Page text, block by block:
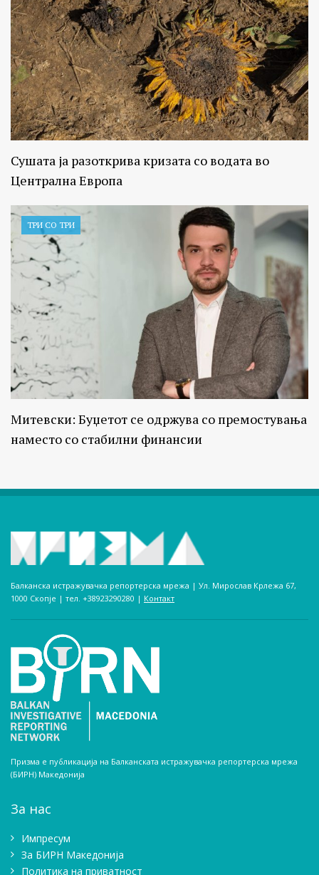
Сушата ја разоткрива кризата со водата во
Централна Европа
ТРИ СО ТРИ
Митевски: Буџетот се одржува со премостувања
наместо со стабилни финансии
Балканска истражувачка репортерска мрежа | Ул. Мирослав Крлежа 67,
1000 Скопје | тел. +38923290280­ | Контакт
Призма е публикација на Балканската истражувачка репортерска мрежа
(БИРН) Македонија
За нас
Импресум
Зa БИРН Македонија
Политика на приватност